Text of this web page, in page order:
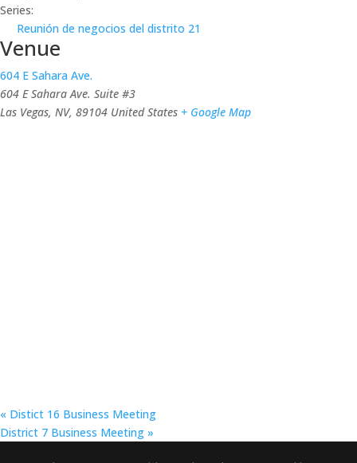
Series:
Reunión de negocios del distrito 21
Venue
604 E Sahara Ave.
604 E Sahara Ave. Suite #3
Las Vegas, NV, 89104 United States + Google Map
« Distict 16 Business Meeting
District 7 Business Meeting »